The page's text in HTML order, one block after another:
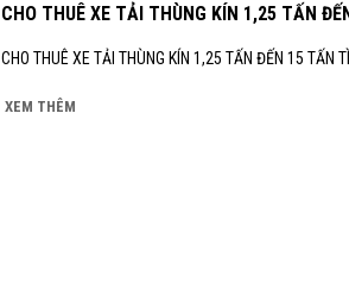
CHO THUÊ XE TẢI THÙNG KÍN 1,25 TẤN
CHO THUÊ XE TẢI THÙNG KÍN 1,25 TẤN ĐẾN 15 TẤN
XEM THÊM